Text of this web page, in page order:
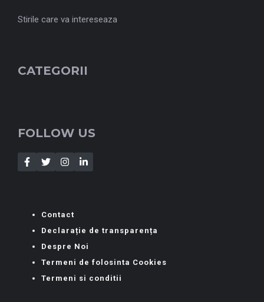
Stirile care va intereseaza
CATEGORII
FOLLOW US
Contact
Declarație de transparența
Despre Noi
Termeni de folosinta Cookies
Termeni si conditii